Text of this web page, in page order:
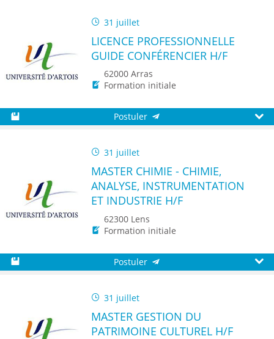
31 juillet
LICENCE PROFESSIONNELLE
GUIDE CONFÉRENCIER H/F
62000 Arras
Formation initiale
Postuler
31 juillet
MASTER CHIMIE - CHIMIE,
ANALYSE, INSTRUMENTATION
ET INDUSTRIE H/F
62300 Lens
Formation initiale
Postuler
31 juillet
MASTER GESTION DU
PATRIMOINE CULTUREL H/F